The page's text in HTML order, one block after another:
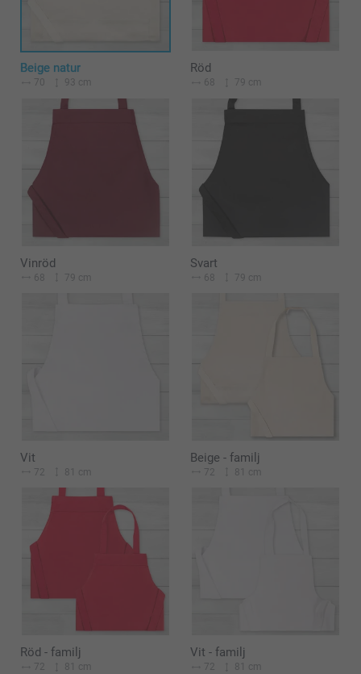
Beige natur
70 93 cm
Röd
68 79 cm
Vinröd
68 79 cm
Svart
68 79 cm
Vit
72 81 cm
Beige - familj
72 81 cm
Röd - familj
72 81 cm
Vit - familj
72 81 cm